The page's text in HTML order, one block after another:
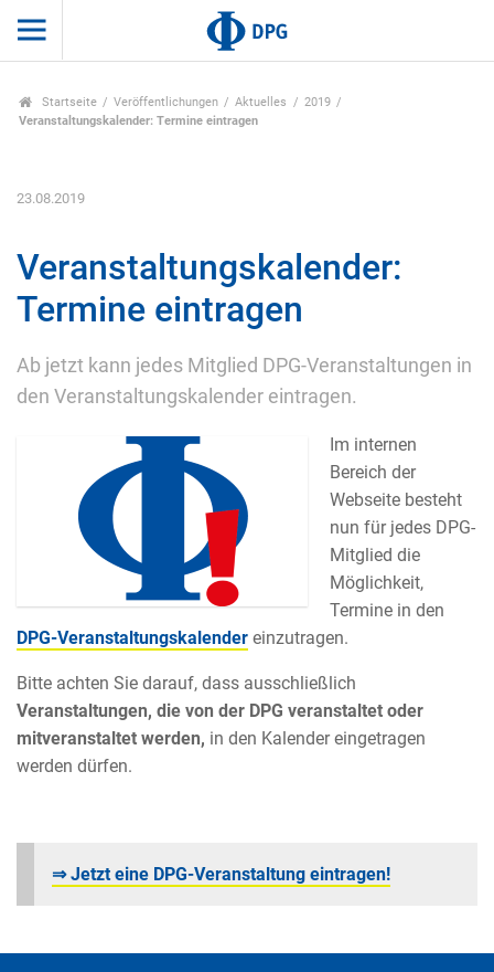
Startseite Veröffentlichungen Aktuelles
2019
Veranstaltungskalender: Termine eintragen
23.08.2019
Veranstaltungskalender:
Termine eintragen
Ab jetzt kann jedes Mitglied DPG-Veranstaltungen in
den Veranstaltungskalender eintragen.
Im internen
Bereich der
Webseite besteht
nun für jedes DPG-
Mitglied die
Möglichkeit,
Termine in den
DPG-Veranstaltungskalender einzutragen.
Bitte achten Sie darauf, dass ausschließlich
Veranstaltungen, die von der DPG veranstaltet oder
mitveranstaltet werden, in den Kalender eingetragen
werden dürfen.
⇒ Jetzt eine DPG-Veranstaltung eintragen!